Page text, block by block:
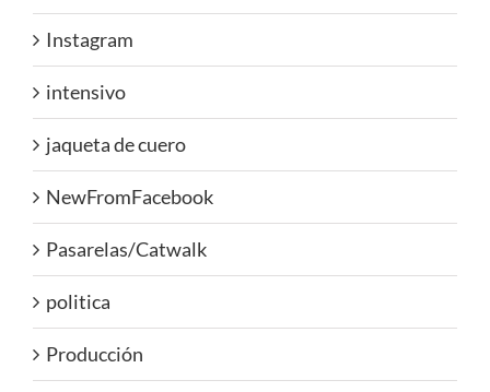
Instagram
intensivo
jaqueta de cuero
NewFromFacebook
Pasarelas/Catwalk
politica
Producción